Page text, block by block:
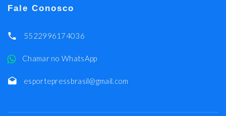
Fale Conosco
5522996174036
Chamar no WhatsApp
esportepressbrasil@gmail.com